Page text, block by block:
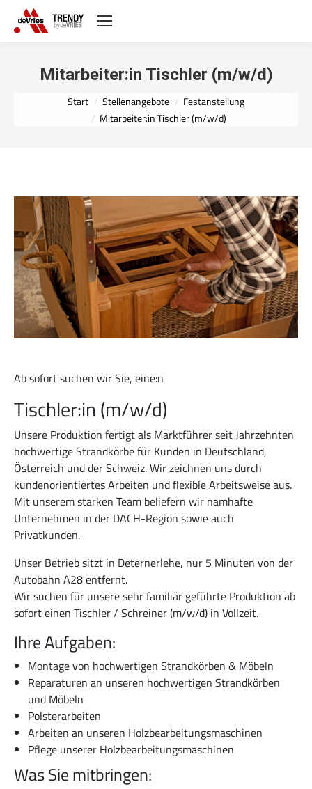
Mitarbeiter:in Tischler (m/w/d)
Sie befinden sich hier:
Start Stellenangebote
Festanstellung
Mitarbeiter:in Tischler (m/w/d)
Ab sofort suchen wir Sie, eine:n
Tischler:in (m/w/d)
Unsere Produktion fertigt als Marktführer seit Jahrzehnten
hochwertige Strandkörbe für Kunden in Deutschland,
Österreich und der Schweiz. Wir zeichnen uns durch
kundenorientiertes Arbeiten und flexible Arbeitsweise aus.
Mit unserem starken Team beliefern wir namhafte
Unternehmen in der DACH-Region sowie auch
Privatkunden.
Unser Betrieb sitzt in Deternerlehe, nur 5 Minuten von der
Autobahn A28 entfernt.
Wir suchen für unsere sehr familiär geführte Produktion ab
sofort einen Tischler / Schreiner (m/w/d) in Vollzeit.
Ihre Aufgaben:
Montage von hochwertigen Strandkörben & Möbeln
Reparaturen an unseren hochwertigen Strandkörben
und Möbeln
Polsterarbeiten
Arbeiten an unseren Holzbearbeitungsmaschinen
Pflege unserer Holzbearbeitungsmaschinen
Was Sie mitbringen: